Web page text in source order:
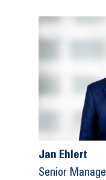
Jan Ehlert
Senior